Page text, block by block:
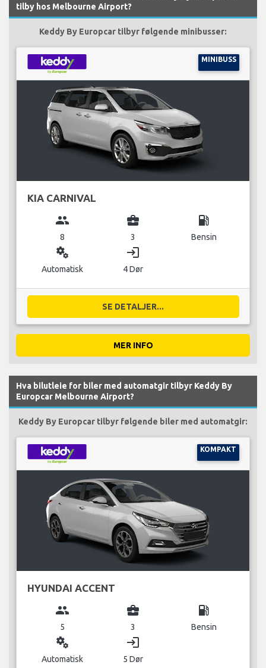
tilby hos Melbourne Airport?
Keddy By Europcar tilbyr følgende minibusser:
MINIBUSS
KIA CARNIVAL
group
8
business_center
3
local_gas_station
Bensin
miscellaneous_services
Automatisk
login
4 Dør
SE DETALJER...
MER INFO
Hva bilutleie for biler med automatgir tilbyr Keddy By
Europcar Melbourne Airport?
Keddy By Europcar tilbyr følgende biler med automatgir:
KOMPAKT
HYUNDAI ACCENT
group
5
business_center
3
local_gas_station
Bensin
miscellaneous_services
Automatisk
login
5 Dør